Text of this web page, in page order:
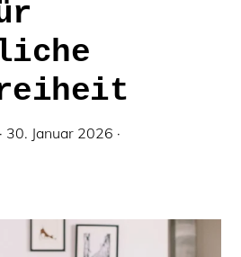
· 30. Januar 2026 ·